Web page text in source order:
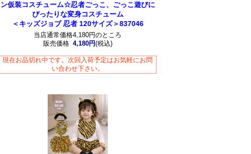
ン仮装コスチューム☆忍者ごっこ、ごっこ遊びに
ぴったりな変身コスチューム
＜キッズジョブ 忍者 120サイズ＞837046
当店通常価格4,180円のところ
販売価格 4,180円(税込)
現在お品切れ中です。次回入荷予定はお気軽にお問
い合わせ下さい。